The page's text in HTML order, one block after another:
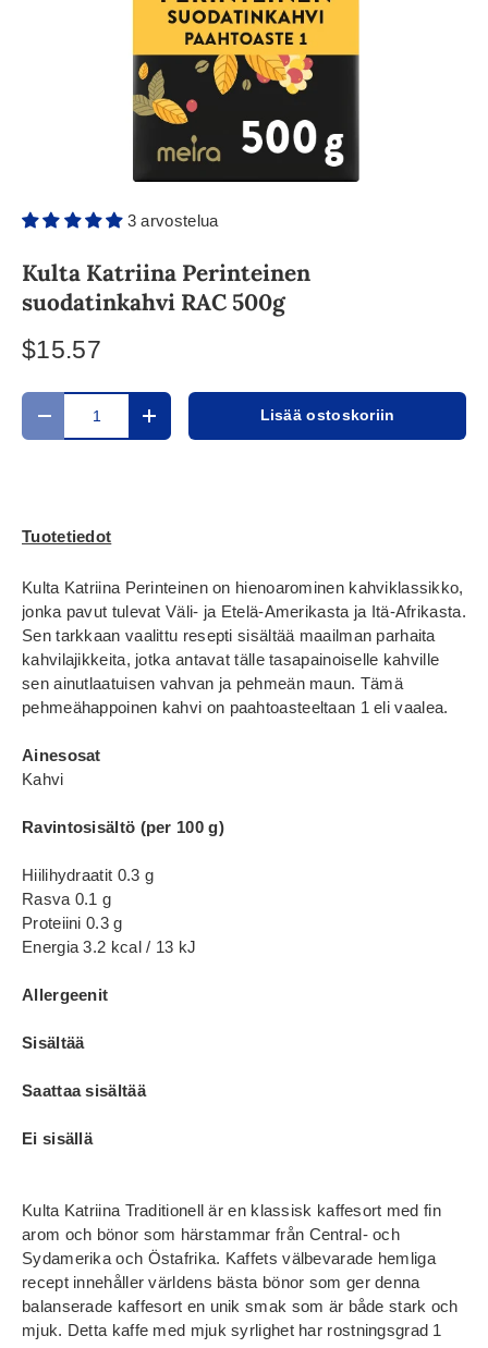
3 arvostelua
Kulta Katriina Perinteinen
suodatinkahvi RAC 500g
$15.57
Määrä
Translation missing: fi.cart.items.decrease_quantity
Translation missing:Lisää ostoskoriin
Tuotetiedot
Kulta Katriina Perinteinen on hienoarominen kahviklassikko,
jonka pavut tulevat Väli- ja Etelä-Amerikasta ja Itä-Afrikasta.
Sen tarkkaan vaalittu resepti sisältää maailman parhaita
kahvilajikkeita, jotka antavat tälle tasapainoiselle kahville
sen ainutlaatuisen vahvan ja pehmeän maun. Tämä
pehmeähappoinen kahvi on paahtoasteeltaan 1 eli vaalea.
Ainesosat
Kahvi
Ravintosisältö (per 100 g)
Hiilihydraatit 0.3 g
Rasva 0.1 g
Proteiini 0.3 g
Energia 3.2 kcal / 13 kJ
Allergeenit
Sisältää
Saattaa sisältää
Ei sisällä
Kulta Katriina Traditionell är en klassisk kaffesort med fin
arom och bönor som härstammar från Central- och
Sydamerika och Östafrika. Kaffets välbevarade hemliga
recept innehåller världens bästa bönor som ger denna
balanserade kaffesort en unik smak som är både stark och
mjuk. Detta kaffe med mjuk syrlighet har rostningsgrad 1